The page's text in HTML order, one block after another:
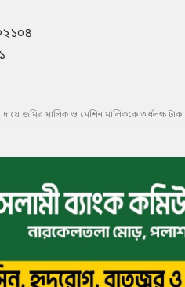
জমির মালিক ও মেশিন মালিককে অর্ধলক্ষ টাকা